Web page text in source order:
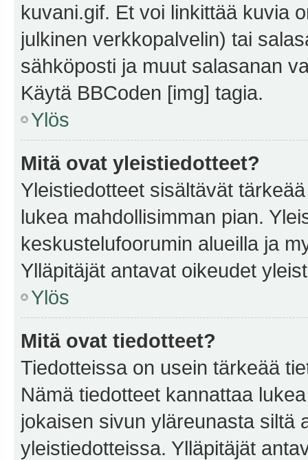
kuvani.gif. Et voi linkittää kuvia
julkinen verkkopalvelin) tai
sähköposti ja muut salasanan
Käytä BBCoden [img] tagia.
Ylös
Mitä ovat yleistiedotteet?
Yleistiedotteet sisältävät
lukea mahdollisimman pian.
keskustelufoorumin alueilla ja
Ylläpitäjät antavat oikeudet
Ylös
Mitä ovat tiedotteet?
Tiedotteissa on usein tärkeää
Nämä tiedotteet kannattaa
jokaisen sivun yläreunasta siltä
yleistiedotteissa. Ylläpitäjät